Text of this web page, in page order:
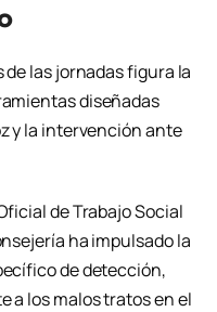
las jornadas figura la
diseñadas
y la intervención ante
de Trabajo Social
ha impulsado la
de detección,
a los malos tratos en el